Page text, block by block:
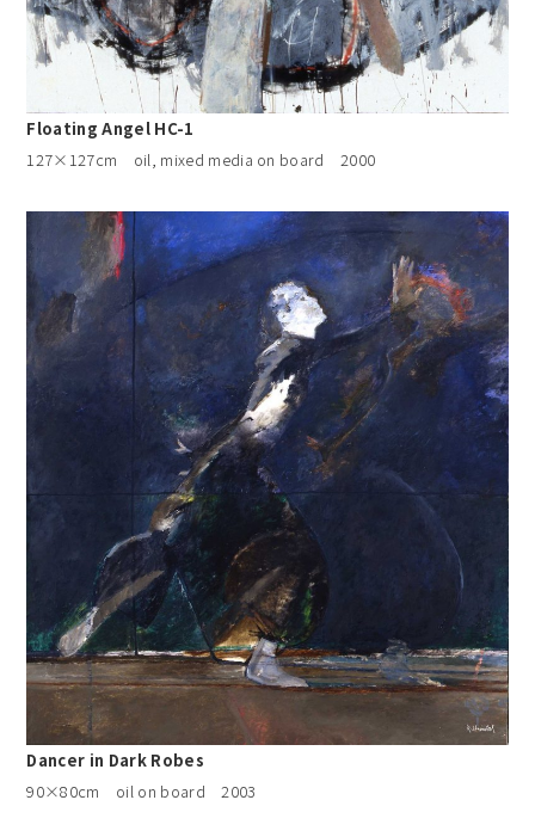
Floating Angel HC-1
127×127cm oil, mixed media on board 2000
Dancer in Dark Robes
90×80cm oil on board 2003